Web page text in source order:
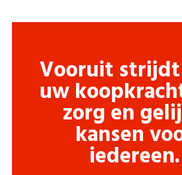
Vooruit
uw
zorg en
kansen
iedereen.